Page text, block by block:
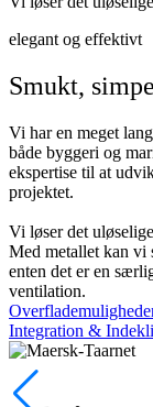
elegant og effektivt
Smukt,
Vi har en meget
både byggeri og
ekspertise til at
projektet.
Vi løser det
Med metallet kan vi
enten det er en
ventilation.
Integration &